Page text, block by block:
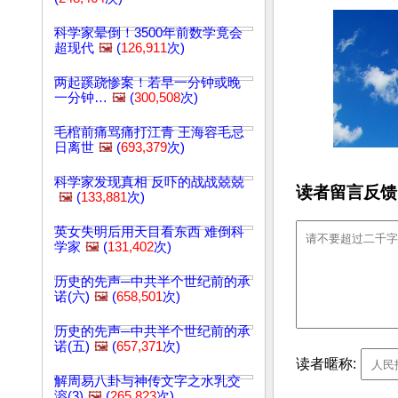
科学家晕倒！3500年前数学竟会
超现代 🖼️ (126,911次)
两起蹊跷惨案！若早一分钟或晚
一分钟… 🖼️ (300,508次)
毛棺前痛骂痛打江青 王海容毛忌
日离世 🖼️ (693,379次)
科学家发现真相 反吓的战战兢兢
🖼️ (133,881次)
英女失明后用天目看东西 难倒科
学家 🖼️ (131,402次)
历史的先声─中共半个世纪前的承
诺(六) 🖼️ (658,501次)
历史的先声─中共半个世纪前的承
诺(五) 🖼️ (657,371次)
解周易八卦与神传文字之水乳交
读者留言反
读者暱称: